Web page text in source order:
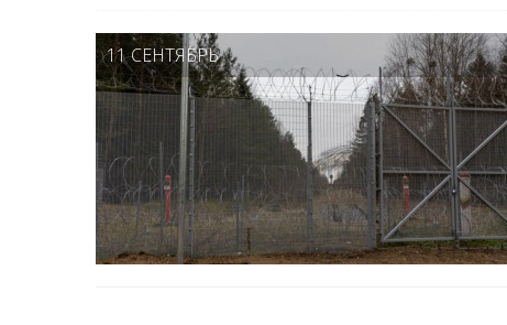
11 СЕНТЯБРЬ